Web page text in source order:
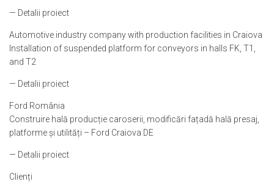
— Detalii proiect
Automotive industry company with production facilities in Craiova
Installation of suspended platform for conveyors in halls FK, T1,
and T2
— Detalii proiect
Ford România
Construire hală producție caroserii, modificări fațadă hală presaj,
platforme și utilități – Ford Craiova DE
— Detalii proiect
Clienți